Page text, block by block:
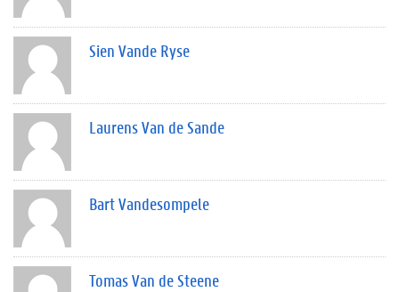
Sien Vande Ryse
Laurens Van de Sande
Bart Vandesompele
Tomas Van de Steene